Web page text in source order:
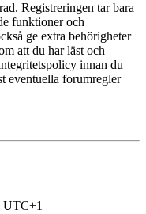
Registreringen tar bara
funktioner och
ge extra behörigheter
att du har läst och
innan du
eventuella forumregler
UTC+1